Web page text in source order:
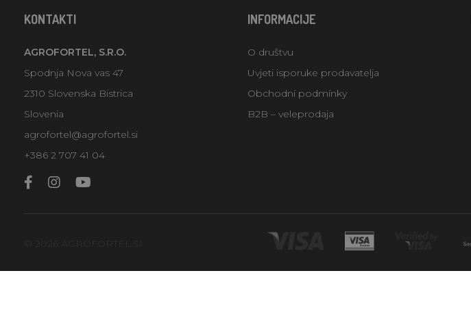
KONTAKTI
AGROFORTEL, S.R.O.
Spodnja Nova vas 47
2310 Slovenska Bistrica
Slovenia
agrofortel@agrofortel.si
+386 2 707 41 04
INFORMACIJE
O društvu
Uvjeti isporuke prodavatelja
Obchodní podmínky
B2B – veleprodaja